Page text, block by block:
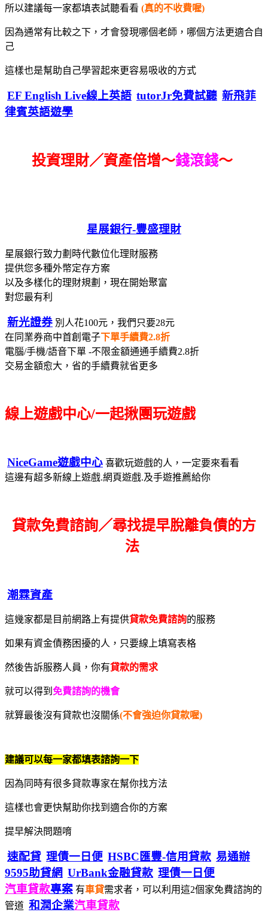
所以建議每一家都填表試聽看看 (真的不收費喔)
因為通常有比較之下，才會發現哪個老師，哪個方法更適合自
己
這樣也是幫助自己學習起來更容易吸收的方式
EF English Live線上英語 tutorJr免費試聽 新飛菲
律賓英語遊學
投資理財／資產倍增～錢滾錢～
星展銀行-豐盛理財
星展銀行致力劃時代數位化理財服務
提供您多種外幣定存方案
以及多樣化的理財規劃，現在開始聚富
對您最有利
新光證券 別人花100元，我們只要28元
在同業券商中首創電子下單手續費2.8折
電腦/手機/語音下單 -不限金額通通手續費2.8折
交易金額愈大，省的手續費就省更多
線上遊戲中心/一起揪團玩遊戲
NiceGame遊戲中心 喜歡玩遊戲的人，一定要來看看
這邊有超多新線上遊戲.網頁遊戲.及手遊推薦給你
貸款免費諮詢／尋找提早脫離負債的方
法
潮霖資產
這幾家都是目前網路上有提供貸款免費諮詢的服務
如果有資金債務困擾的人，只要線上填寫表格
然後告訴服務人員，你有貸款的需求
就可以得到 免費諮詢的機會
就算最後沒有貸款也沒關係(不會強迫你貸款喔)
建議可以每一家都填表諮詢一下
因為同時有很多貸款專家在幫你找方法
這樣也會更快幫助你找到適合你的方案
提早解決問題唷
速配貸 理債一日便 HSBC匯豐-信用貸款 易通辦
9595助貸網 UrBank金融貸款 理債一日便
汽車貸款專案 有車貸需求者，可以利用這2個家免費諮詢的
管道 和潤企業汽車貸款